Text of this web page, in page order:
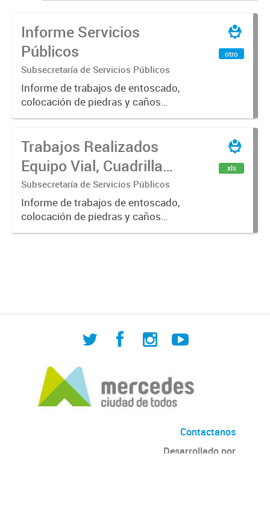
Informe Servicios
Públicos
Subsecretaría de Servicios Públicos
Informe de trabajos de entoscado,
colocación de piedras y caños
(zanjeo - cruce de calles) Informe
construcción, colocación de tapa
registro, reparación...
otro
Trabajos Realizados
Equipo Vial, Cuadrilla
Bacheo, Servicio
Eléctrico - Noviembre
2021
Subsecretaría de Servicios Públicos
Informe de trabajos de entoscado,
colocación de piedras y caños
(zanjeo - cruce de calles) Informe
xls
Contactanos
Desarrollado por